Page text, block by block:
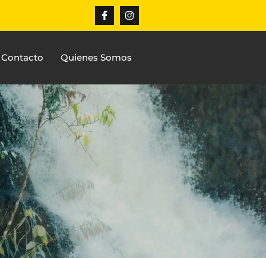
Contacto Quienes Somos